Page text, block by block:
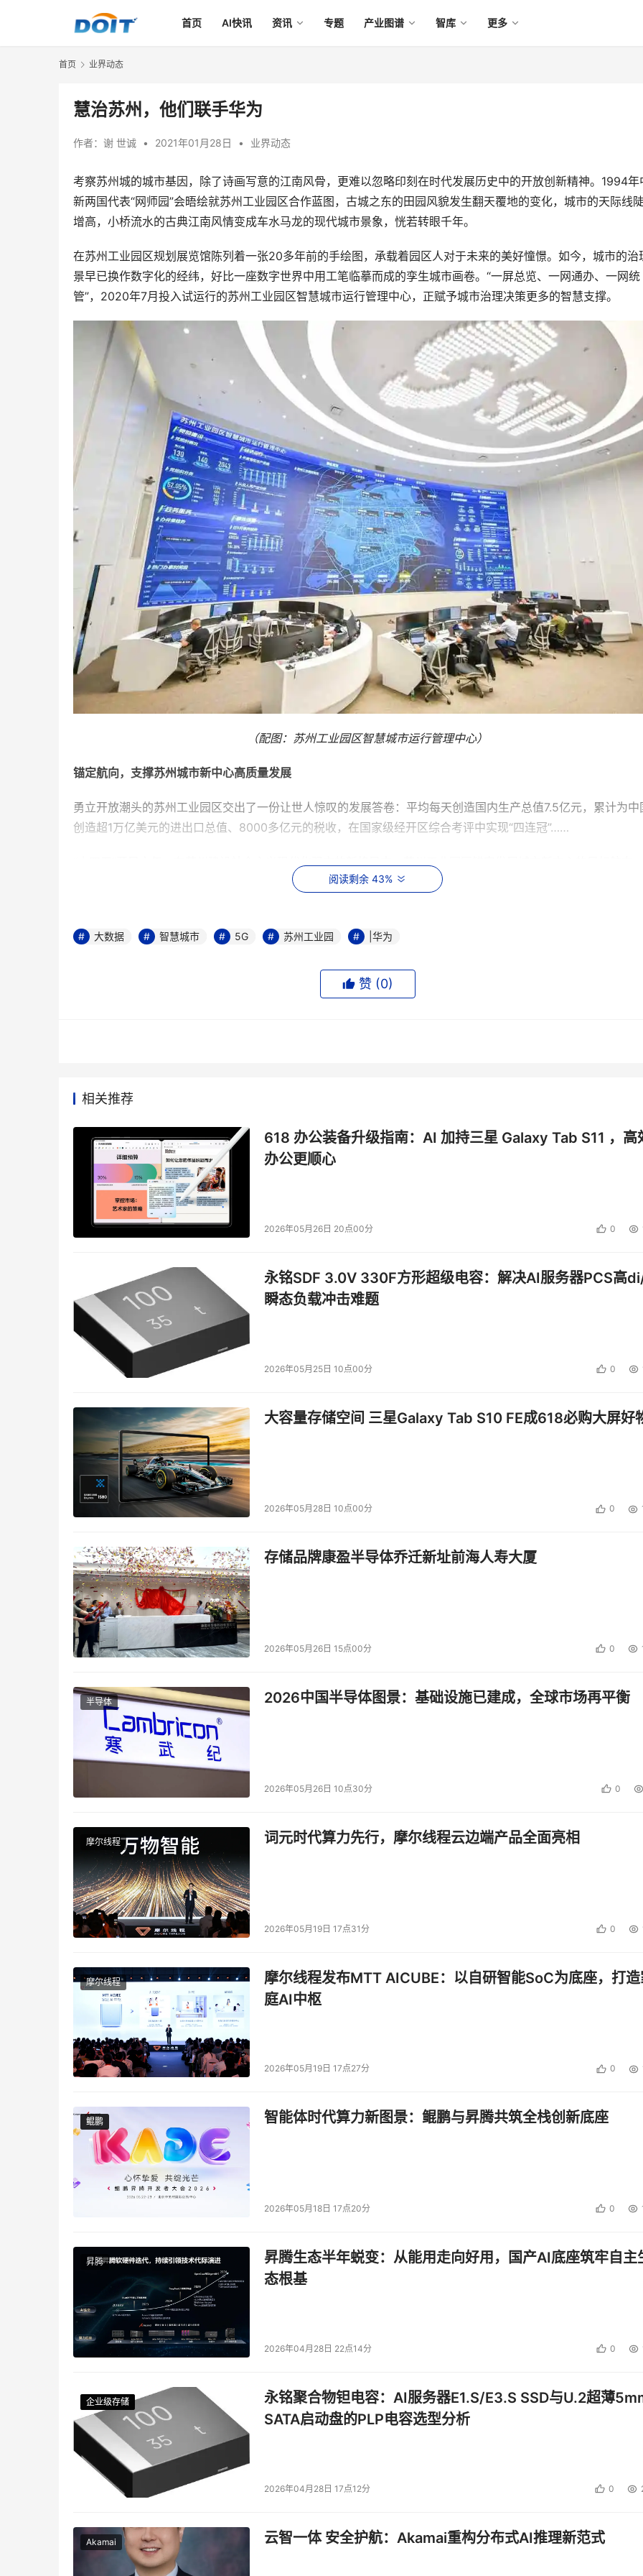
首页 AI快讯 资讯 专题 产业图谱 智库 更多
首页 业界动态
慧治苏州，他们联手华为
作者： 谢 世诚 • 2021年01月28日 • 业界动态
考察苏州城的城市基因，除了诗画写意的江南风骨，更难以忽略印刻在时代发展历史中的开放创新精神。1994年
新两国代表“网师园”会晤绘就苏州工业园区合作蓝图，古城之东的田园风貌发生翻天覆地的变化，城市的天际线
增高，小桥流水的古典江南风情变成车水马龙的现代城市景象，恍若转眼千年。
在苏州工业园区规划展览馆陈列着一张20多年前的手绘图，承载着园区人对于未来的美好憧憬。如今，城市的治
景早已换作数字化的经纬，好比一座数字世界中用工笔临摹而成的孪生城市画卷。“一屏总览、一网通办、一网统
管”，2020年7月投入试运行的苏州工业园区智慧城市运行管理中心，正赋予城市治理决策更多的智慧支撑。
（配图：苏州工业园区智慧城市运行管理中心）
锚定航向，支撑苏州城市新中心高质量发展
勇立开放潮头的苏州工业园区交出了一份让世人惊叹的发展答卷：平均每天创造国内生产总值7.5亿元，累计为中
创造超1万亿美元的进出口总值、8000多亿元的税收，在国家级经开区综合考评中实现“四连冠”……
“十四五”开局之年，在苏州建设社会主义现代化强市的新格局中，苏州工业园区锚定发展城市新中心的目标航向，
极寻求匹配发展定位的城市治理高效策略。作为城市发展的重要内容，城市治理体系和治理能力的现代化离不开管
手华为启动智慧城市运行管理中心一期建设，按照“先规划，后建设”的原则，围绕“固基、强核、融合”的三步战略
理中心，实现一屏观全貌，一网管全区，让城市管理更高效，城市生活更便利，城市环境更美好，支撑苏州城市新
委办局、市区等阡陌纵横的组织架构内上传下达，传递交互。在苏州工业园区智慧城市运行管理中心，数据的感知
统数据，构建了事件处置、公共安全、生态环境、交通运行、联动指挥5大版块9个专题态势画像，打造数据畅通
市智慧治理底座。
城市治理的重要方向，是方便百姓生活，让智慧城市建设可感可享 。苏州工业园区智慧城市运行管理中心通过技术
合、AI赋能，在车辆占道、蓝藻监管等日常普遍的场景中加强落地应用，让广大群众真正体验智慧城市建设的成果
共享美好生活。
机动车乱停放一直是困扰城市治理的顽疾。如今，通过AI智能识别禁停区域车辆，第一时间给车主发送短信，提
（配图：机动车乱停放治理）
机不间断自动巡航，蓝藻AI识别实时捕获异常数据，形成报告并智能分拨到市政、环保等部门，做到早发现、早处
置，加速水环境治理和生态修复。同样，通过无人机夜间巡航和AI识别还能有效发现偷渔现象，提高治理效率，降
处置成本。
（配图：蓝藻治理）
阅读剩余 43%
大数据 智慧城市 5G 苏州工业园 |华为
赞 (0)
相关推荐
618 办公装备升级指南：AI 加持三星 Galaxy Tab S11 ，高
办公更顺心
2026年05月26日 20点00分 0
永铭SDF 3.0V 330F方形超级电容：解决AI服务器PCS高
瞬态负载冲击难题
2026年05月25日 10点00分 0
大容量存储空间 三星Galaxy Tab S10 FE成618必购大屏好
2026年05月28日 10点00分 0
存储品牌康盈半导体乔迁新址前海人寿大厦
2026年05月26日 15点00分 0
半导体 2026中国半导体图景：基础设施已建成，全球市场再平衡
2026年05月26日 10点30分 0
摩尔线程 词元时代算力先行，摩尔线程云边端产品全面亮相
2026年05月19日 17点31分 0
摩尔线程
摩尔线程发布MTT AICUBE：以自研智能SoC为底座，打
庭AI中枢
2026年05月19日 17点27分 0
鲲鹏
鲲鹏 智能体时代算力新图景：鲲鹏与昇腾共筑全栈创新底座
2026年05月18日 17点20分 0
昇腾
昇腾生态半年蜕变：从能用走向好用，国产AI底座筑牢自主
态根基
2026年04月28日 22点14分 0
企业级存储
企业级存储
企业级存储
企业级存储
永铭聚合物钽电容：AI服务器E1.S/E3.S SSD与U.2超薄
SATA启动盘的PLP电容选型分析
2026年04月28日 17点12分 0
Akamai 云智一体 安全护航：Akamai重构分布式AI推理新范式